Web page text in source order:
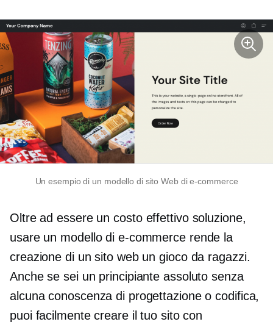
Un esempio di un modello di sito Web di e-commerce
Oltre ad essere uncosto effettivosoluzione,
usare un modello di e-commerce rende la
creazione di un sito web un gioco da ragazzi.
Anche se sei un principiante assoluto senza
alcuna conoscenza di progettazione o codifica,
puoi facilmente creare il tuo sito con